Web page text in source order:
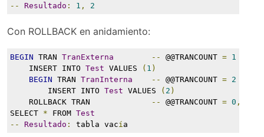
--
Resultado : 1 , 2
Con ROLLBACK en anidamiento:
BEGIN TRAN TranExterna -- @@TRANCOUNT = 1
INSERT INTO Test VALUES ( 1 )
BEGIN TRAN TranInterna -- @@TRANCOUNT = 2
INSERT INTO Test VALUES ( 2 )
ROLLBACK TRAN
-- @@TRANCOUNT = 0 ,
SELECT * FROM Test
--
Resultado : tabla vací a